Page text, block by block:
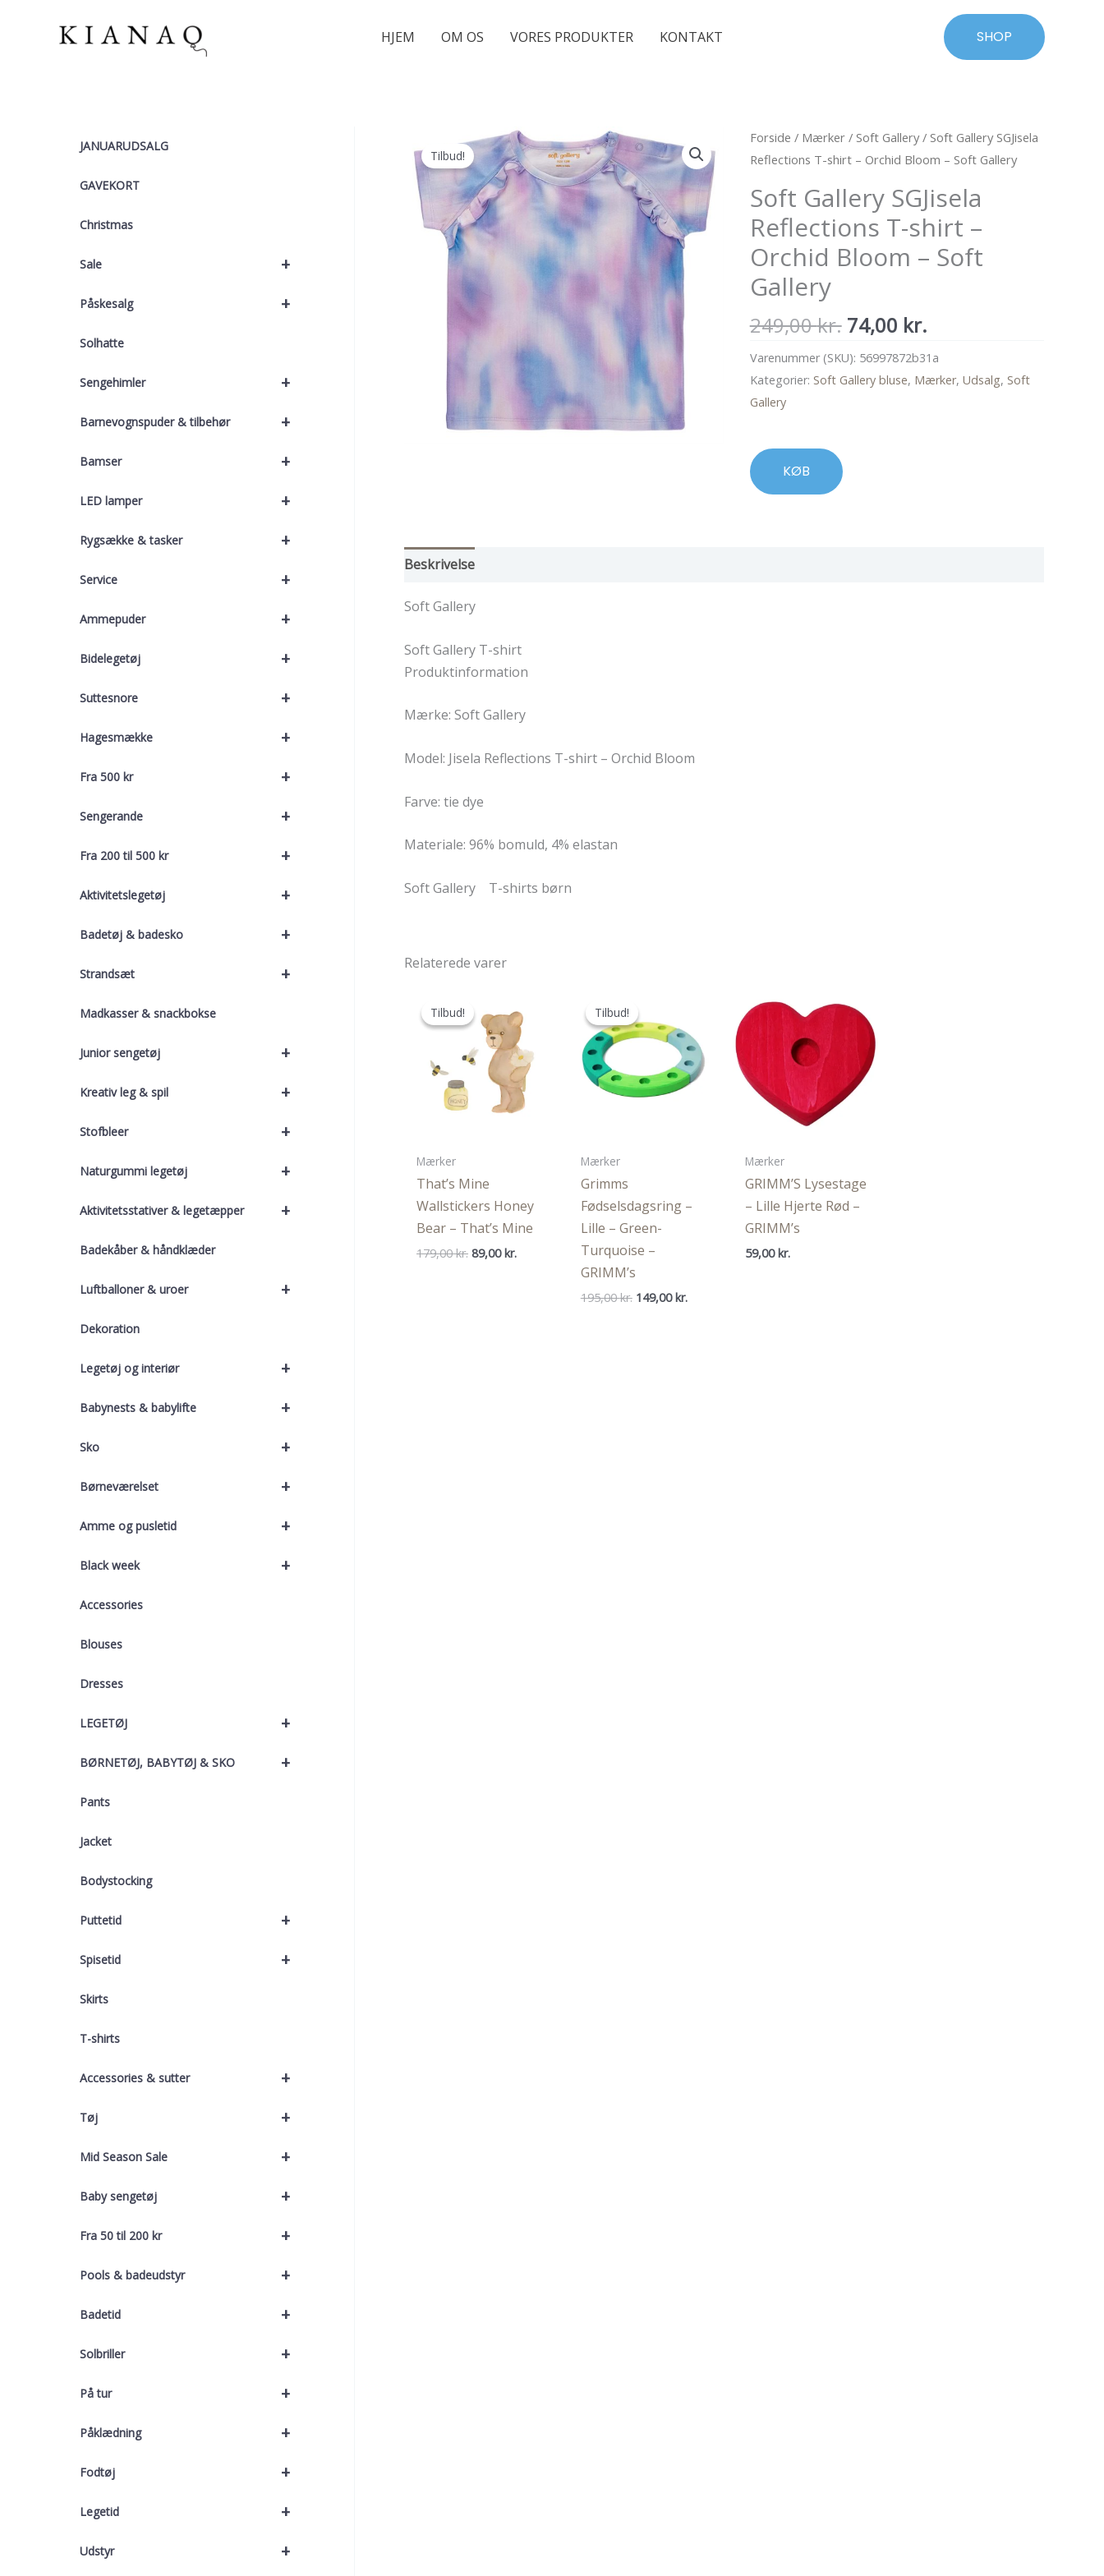
HJEM OM OS VORES PRODUKTER KONTAKT SHOP
JANUARUDSALG
GAVEKORT
Christmas
+
Sale
+
Påskesalg
Solhatte
+
Sengehimler
+
Barnevognspuder & tilbehør
+
Bamser
+
LED lamper
+
Rygsække & tasker
+
Service
+
Ammepuder
+
Bidelegetøj
+
Suttesnore
+
Hagesmække
+
Fra 500 kr
+
Sengerande
+
Fra 200 til 500 kr
+
Aktivitetslegetøj
+
Badetøj & badesko
+
Strandsæt
Madkasser & snackbokse
+
Junior sengetøj
+
Kreativ leg & spil
+
Stofbleer
+
Naturgummi legetøj
+
Aktivitetsstativer & legetæpper
Badekåber & håndklæder
+
Luftballoner & uroer
Dekoration
+
Legetøj og interiør
+
Babynests & babylifte
+
Sko
+
Børneværelset
+
Amme og pusletid
+
Black week
Accessories
Blouses
Dresses
+
LEGETØJ
+
BØRNETØJ, BABYTØJ & SKO
Pants
Jacket
Bodystocking
+
Puttetid
+
Spisetid
Skirts
T-shirts
+
Accessories & sutter
+
Tøj
+
Mid Season Sale
+
Baby sengetøj
+
Fra 50 til 200 kr
+
Pools & badeudstyr
+
Badetid
+
Solbriller
+
På tur
+
Påklædning
+
Fodtøj
+
Legetid
+
Udstyr
Tilbud!
Forside / Mærker/ Soft Gallery/ Soft Gallery SGJisela
Reflections T-shirt – Orchid Bloom – Soft Gallery
Soft Gallery SGJisela
Reflections T-shirt –
Orchid Bloom – Soft
Gallery
249,00kr. Den
oprindelige
pris
var:
74,00 kr.Den
pris
er:
Varenummer (SKU): 56997872b31a
Kategorier: Soft Gallery bluse, Mærker, Udsalg, Soft
Gallery
KØB
Beskrivelse
Soft Gallery
Soft Gallery T-shirt
Produktinformation
Mærke: Soft Gallery
Model: Jisela Reflections T-shirt – Orchid Bloom
Farve: tie dye
Materiale: 96% bomuld, 4% elastan
Soft Gallery T-shirts børn
Relaterede varer
Tilbud!
Tilbud!
Mærker
That’s Mine
Wallstickers Honey
Bear – That’s Mine
179,00kr. Den
89,00 kr.Den
Tilbud!
Tilbud!
Mærker
Grimms
Fødselsdagsring –
Lille – Green-
Turquoise –
GRIMM’s
195,00kr. Den
149,00 kr.Den
Mærker
GRIMM’S Lysestage
– Lille Hjerte Rød –
GRIMM’s
59,00 kr.